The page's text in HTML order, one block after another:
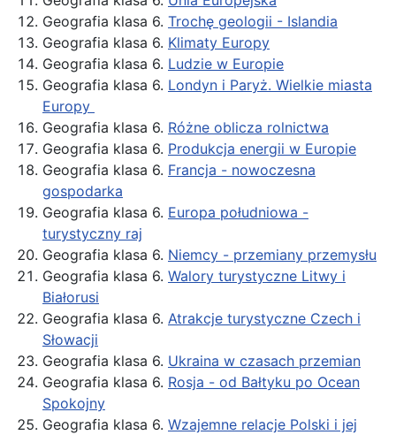
Geografia klasa 6. Trochę geologii - Islandia
Geografia klasa 6. Klimaty Europy
Geografia klasa 6. Ludzie w Europie
Geografia klasa 6. Londyn i Paryż. Wielkie miasta
Europy
Geografia klasa 6. Różne oblicza rolnictwa
Geografia klasa 6. Produkcja energii w Europie
Geografia klasa 6. Francja - nowoczesna
gospodarka
Geografia klasa 6. Europa południowa -
turystyczny raj
Geografia klasa 6. Niemcy - przemiany przemysłu
Geografia klasa 6. Walory turystyczne Litwy i
Białorusi
Geografia klasa 6. Atrakcje turystyczne Czech i
Słowacji
Geografia klasa 6. Ukraina w czasach przemian
Geografia klasa 6. Rosja - od Bałtyku po Ocean
Spokojny
Geografia klasa 6. Wzajemne relacje Polski i jej